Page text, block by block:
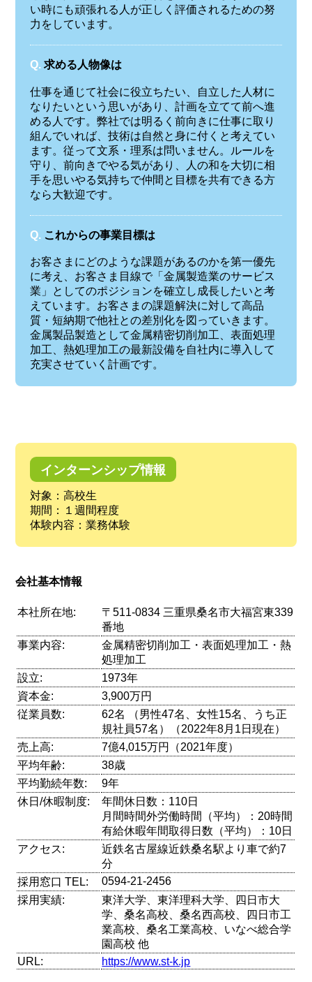
い時にも頑張れる人が正しく評価されるための努
力をしています。
Q. 求める人物像は
仕事を通じて社会に役立ちたい、自立した人材に
なりたいという思いがあり、計画を立てて前へ進
める人です。弊社では明るく前向きに仕事に取り
組んでいれば、技術は自然と身に付くと考えてい
ます。従って文系・理系は問いません。ルールを
守り、前向きでやる気があり、人の和を大切に相
手を思いやる気持ちで仲間と目標を共有できる方
なら大歓迎です。
Q. これからの事業目標は
お客さまにどのような課題があるのかを第一優先
に考え、お客さま目線で「金属製造業のサービス
業」としてのポジションを確立し成長したいと考
えています。お客さまの課題解決に対して高品
質・短納期で他社との差別化を図っていきます。
金属製品製造として金属精密切削加工、表面処理
加工、熱処理加工の最新設備を自社内に導入して
充実させていく計画です。
インターンシップ情報
対象：高校生
期間：１週間程度
体験内容：業務体験
会社基本情報
本社所在地:
〒511-0834 三重県桑名市大福宮東339
番地
事業内容:
金属精密切削加工・表面処理加工・熱
処理加工
設立:
1973年
資本金:
3,900万円
従業員数:
62名 （男性47名、女性15名、うち正
規社員57名）（2022年8月1日現在）
売上高:
7億4,015万円（2021年度）
平均年齢:
38歳
平均勤続年数:
9年
休日/休暇制度:
年間休日数：110日
月間時間外労働時間（平均）：20時間
有給休暇年間取得日数（平均）：10日
アクセス:
近鉄名古屋線近鉄桑名駅より車で約7
分
採用窓口 TEL:
0594-21-2456
採用実績:
東洋大学、東洋理科大学、四日市大
学、桑名高校、桑名西高校、四日市工
業高校、桑名工業高校、いなべ総合学
園高校 他
URL:
https://www.st-k.jp